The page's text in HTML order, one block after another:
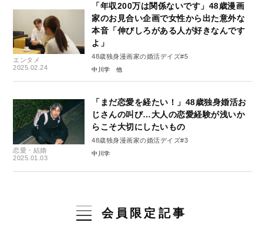
エンタメ
2025.02.24
「年収200万は関係ないです」48歳漫画
家のお見合い企画で女性から出た意外な
本音「伸びしろがある人が好きなんです
よ」
48歳独身漫画家の婚活デイズ#5
中川学
恋愛・結婚
2025.01.03
「まだ恋愛を経たい！」48歳独身婚活お
じさんの叫び…大人の恋愛経験が浅いか
らこそ大切にしたいもの
48歳独身漫画家の婚活デイズ#3
中川学
会員限定記事